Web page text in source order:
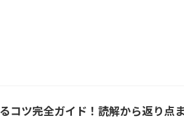
コツ完全ガイド！読解から返り点